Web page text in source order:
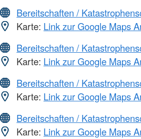
Bereitschaften /
Karte: Link zur Google Maps
Bereitschaften /
Karte: Link zur Google Maps
Bereitschaften /
Karte: Link zur Google Maps
Bereitschaften /
Karte: Link zur Google Maps